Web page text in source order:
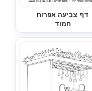
דף צביעה אפרוח
חמוד